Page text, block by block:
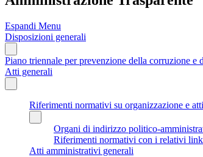
Espandi Menu
Disposizioni generali
Piano triennale per prevenzione della corruzione e
Atti generali
Riferimenti normativi su organizzazione e
Organi di indirizzo politico-
Riferimenti normativi con i relativi
Atti amministrativi generali